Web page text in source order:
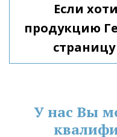
Если
продукцию
У нас Вы